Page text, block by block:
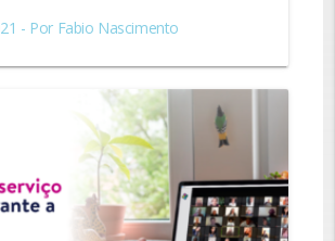
- Por Fabio Nascimento